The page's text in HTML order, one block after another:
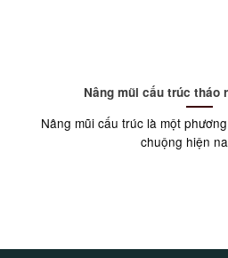
Nâng mũi cấu trúc tháo
Nâng mũi cấu trúc là một
chuộng hiện